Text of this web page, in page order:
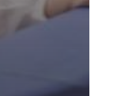
Toledo
Ciudad Real
Guadalajara
Sanidad
Economía